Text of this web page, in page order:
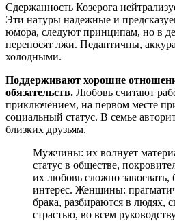
Сдержанность Козерога
Эти натуры надежные и
юмора, следуют принципам, но в
переносят лжи. Педантичны,
холодными.
Поддерживают хорошие
обязательств. Любовь считают
приключением, на первом месте
социальный статус. В семье
близких друзьям.
Мужчины: их волнует
статус в обществе,
их любовь сложно завоевать,
интерес. Женщины:
брака, разбираются в людях,
страстью, во всем